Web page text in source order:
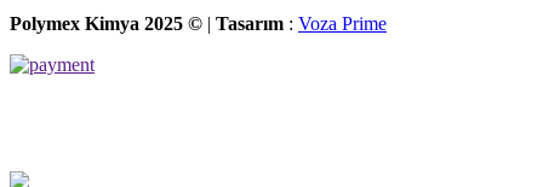
Polymex Kimya 2025 © | Tasarım : Voza Prime